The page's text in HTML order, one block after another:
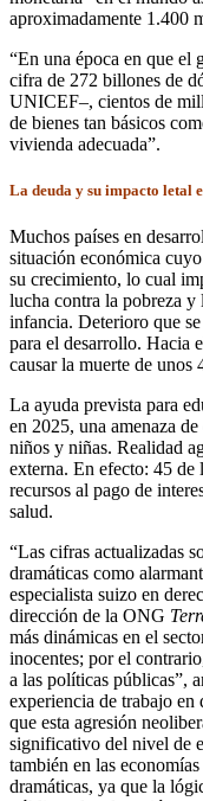
aproximadamente 1.400
“En una época en que el
cifra de 272 billones de
UNICEF–, cientos de
de bienes tan básicos
vivienda adecuada”.
La deuda y su impacto letal
Muchos países en
situación económica
su crecimiento, lo cual
lucha contra la pobreza y
infancia. Deterioro que
para el desarrollo. Hacia
causar la muerte de unos
La ayuda prevista para
en 2025, una amenaza
niños y niñas. Realidad
externa. En efecto: 45 de
recursos al pago de
salud.
“Las cifras actualizadas
dramáticas como
especialista suizo en
dirección de la ONG
más dinámicas en el
inocentes; por el
a las políticas públicas”,
experiencia de trabajo
que esta agresión
significativo del nivel de
también en las
dramáticas, ya que la